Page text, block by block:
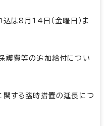
は8月14日（金曜日）ま
護費等の追加給付につい
関する臨時措置の延長につ